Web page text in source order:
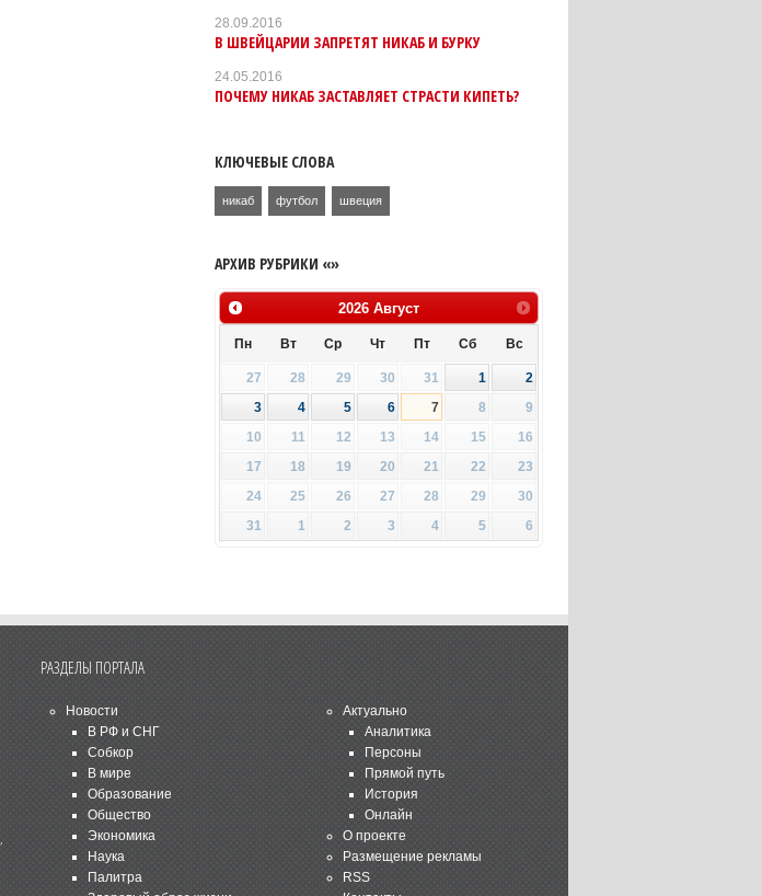
28.09.2016
В ШВЕЙЦАРИИ ЗАПРЕТЯТ НИКАБ И БУРКУ
24.05.2016
ПОЧЕМУ НИКАБ ЗАСТАВЛЯЕТ СТРАСТИ КИПЕТЬ?
КЛЮЧЕВЫЕ СЛОВА
никаб футбол швеция
АРХИВ РУБРИКИ «»
2026 Август
Пн Вт Ср Чт Пт Сб Вс
27 28 29 30 31 1
2
3
4 5 6 7 8
9
10
11 12 13 14 15
16
17
18 19 20 21 22
23
24
25 26 27 28 29
30
31
1 2 3 4 5 6
РАЗДЕЛЫ ПОРТАЛА
Новости
В РФ и СНГ
Собкор
В мире
Образование
Общество
Экономика
Наука
Палитра
Актуально
Аналитика
Персоны
Прямой путь
История
Онлайн
О проекте
Размещение рекламы
RSS